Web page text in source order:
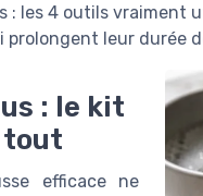
: les 4 outils vraiment
leur durée
: le kit
tout
efficace ne